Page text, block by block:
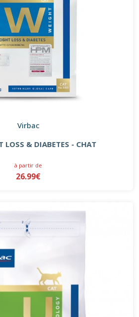
Virbac
LOSS & DIABETES - CHAT
à partir de
26.99€